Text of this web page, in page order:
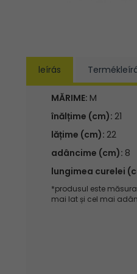
leírás
MĂRIME: M
înălțime (cm): 21
lățime (cm): 22
adâncime (cm): 8
lungimea curelei
*produsul este
mai lat și cel mai